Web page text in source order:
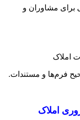
برای مشاوران و
املاک
فرم‌ها و مستندات.
املاک